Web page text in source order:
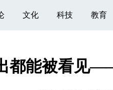
文化 科技 教育
都能被看见